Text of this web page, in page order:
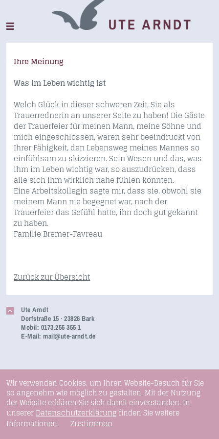
Ihre Meinung
Was im Leben wichtig ist
Welch Glück in dieser schweren Zeit, Sie als
Trauerrednerin an unserer Seite zu haben! Die Gäste
der Trauerfeier für meinen Mann, meine Söhne und
mich eingeschlossen, waren sehr beeindruckt von
Ihrer Fähigkeit, den Lebensweg meines Mannes so
einfühlsam zu skizzieren. Sein Wesen und das, was
ihm im Leben wichtig war, so auszudrücken, dass
alle sich ihm wirklich nahe fühlen konnten.
Eine Arbeitskollegin sagte mir, dass sie, obwohl sie
meinem Mann nie begegnet war, nach der
Trauerfeier das Gefühl hatte, ihn doch gut gekannt
zu haben.
Familie Bremer-Favreau
Zurück zur Übersicht
Ute Arndt
Dorfstraße 15 · 23826 Bark
Mobil: 0173.255 355 1
E-Mail:mail@ute-arndt.de
Wir verwenden Cookies, um Ihren Website-Besuch für Sie
so angenehm wie möglich zu gestalten. Mit der Nutzung
der Website erklären Sie sich damit einverstanden. In
unsererDatenschutzerklärung finden Sie weitere
Informationen.Zustimmen